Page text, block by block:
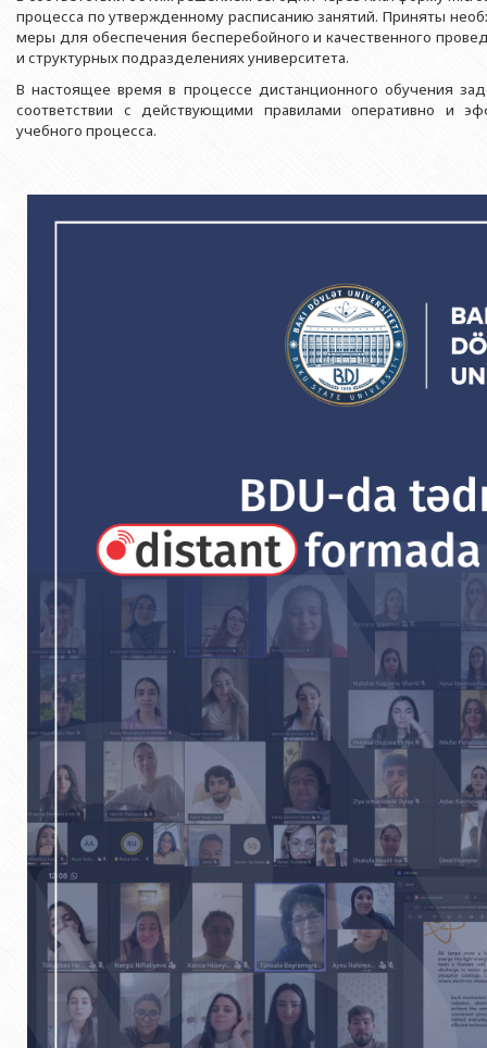
Выпускники БГУ
Почетные доктора
Образование в БГУ
Перечень специальностей
Отдел протокола
Служба психологической помощи
Культурно-творческий центр
Спортивно-оздоровительный
Типография
Филологический
Исторический
Факультет
Факультет Теология
Факультет
Азербайджанской
Юридическое
Азербайджанской
Юридическое
образования
Юридическое
процесса по утвержденному расписанию занятий. Приняты
меры для обеспечения бесперебойного и качественного
и ​​структурных подразделениях университета.
В настоящее время в процессе дистанционного обучения
соответствии с действующими правилами оперативно и
учебного процесса.